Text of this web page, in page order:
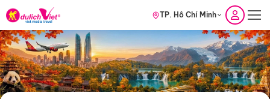
TP. Hồ Chí Minh